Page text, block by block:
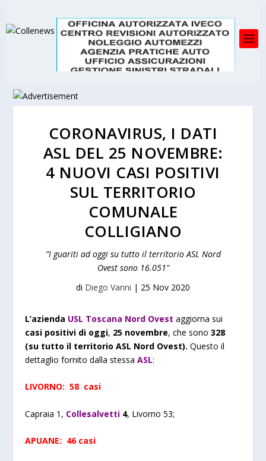
CORONAVIRUS, I DATI
ASL DEL 25 NOVEMBRE:
4 NUOVI CASI POSITIVI
SUL TERRITORIO
COMUNALE
COLLIGIANO
”I guariti ad oggi su tutto il territorio ASL Nord
Ovest sono 16.051"
di Diego Vanni | 25 Nov 2020
L’azienda USL Toscana Nord Ovest aggiorna sui
casi positivi di oggi, 25 novembre, che sono328
(su tutto il territorio ASL Nord Ovest).Questo il
dettaglio fornito dalla stessaASL:
LIVORNO: 58 casi
Capraia 1, Collesalvetti 4, Livorno 53;
APUANE: 46 casi